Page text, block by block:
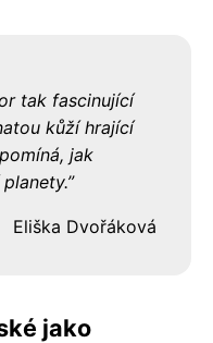
tak fascinující
kůží hrající
jak
Eliška Dvořáková
jako